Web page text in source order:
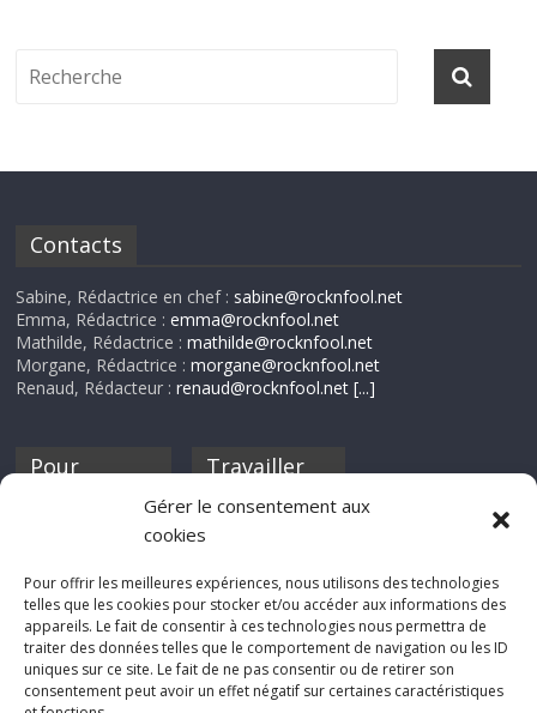
Gérer le consentement aux
cookies
Pour offrir les meilleures expériences, nous utilisons des technologies
telles que les cookies pour stocker et/ou accéder aux informations des
appareils. Le fait de consentir à ces technologies nous permettra de
traiter des données telles que le comportement de navigation ou les ID
uniques sur ce site. Le fait de ne pas consentir ou de retirer son
consentement peut avoir un effet négatif sur certaines caractéristiques
Contacts
Sabine, Rédactrice en chef : sabine@rocknfool.net
Emma, Rédactrice :emma@rocknfool.net
Mathilde, Rédactrice :mathilde@rocknfool.net
Morgane, Rédactrice :morgane@rocknfool.net
Renaud, Rédacteur :renaud@rocknfool.net [...]
Pour
discothèque
Travailler
Si tu souhaites
Rocknfool, n'hésite
pas à nous envoyer
tes chroniques de
concerts, de films,
séries ou des billets
d'humeur :